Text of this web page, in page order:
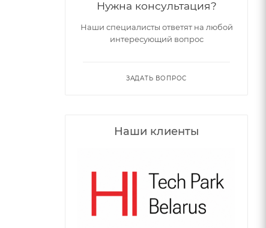
Нужна консультация?
Наши специалисты ответят на любой
интересующий вопрос
ЗАДАТЬ ВОПРОС
Наши клиенты